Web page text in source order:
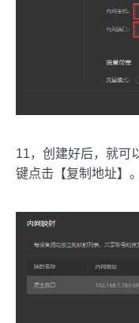
11，创建好后，就可
键点击【复制地址】。